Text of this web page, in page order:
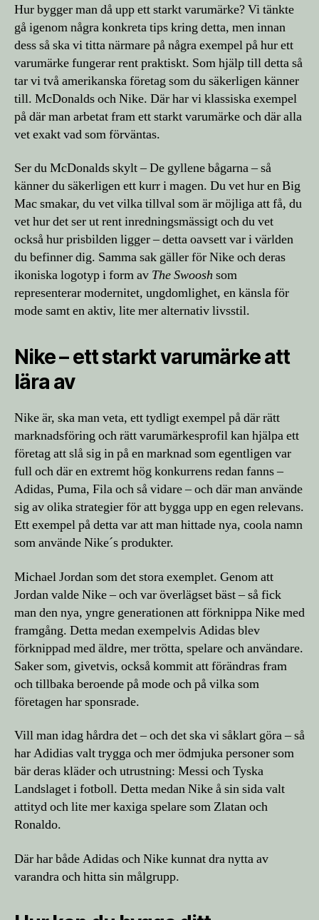
Hur bygger man då upp ett starkt varumärke? Vi tänkte
gå igenom några konkreta tips kring detta, men innan
dess så ska vi titta närmare på några exempel på hur ett
varumärke fungerar rent praktiskt. Som hjälp till detta så
tar vi två amerikanska företag som du säkerligen känner
till. McDonalds och Nike. Där har vi klassiska exempel
på där man arbetat fram ett starkt varumärke och där alla
vet exakt vad som förväntas.
Ser du McDonalds skylt – De gyllene bågarna – så
känner du säkerligen ett kurr i magen. Du vet hur en Big
Mac smakar, du vet vilka tillval som är möjliga att få, du
vet hur det ser ut rent inredningsmässigt och du vet
också hur prisbilden ligger – detta oavsett var i världen
du befinner dig. Samma sak gäller för Nike och deras
ikoniska logotyp i form av The Swoosh som
representerar modernitet, ungdomlighet, en känsla för
mode samt en aktiv, lite mer alternativ livsstil.
Nike – ett starkt varumärke att
lära av
Nike är, ska man veta, ett tydligt exempel på där rätt
marknadsföring och rätt varumärkesprofil kan hjälpa ett
företag att slå sig in på en marknad som egentligen var
full och där en extremt hög konkurrens redan fanns –
Adidas, Puma, Fila och så vidare – och där man använde
sig av olika strategier för att bygga upp en egen relevans.
Ett exempel på detta var att man hittade nya, coola namn
som använde Nike´s produkter.
Michael Jordan som det stora exemplet. Genom att
Jordan valde Nike – och var överlägset bäst – så fick
man den nya, yngre generationen att förknippa Nike med
framgång. Detta medan exempelvis Adidas blev
förknippad med äldre, mer trötta, spelare och användare.
Saker som, givetvis, också kommit att förändras fram
och tillbaka beroende på mode och på vilka som
företagen har sponsrade.
Vill man idag hårdra det – och det ska vi såklart göra – så
har Adidias valt trygga och mer ödmjuka personer som
bär deras kläder och utrustning: Messi och Tyska
Landslaget i fotboll. Detta medan Nike å sin sida valt
attityd och lite mer kaxiga spelare som Zlatan och
Ronaldo.
Där har både Adidas och Nike kunnat dra nytta av
varandra och hitta sin målgrupp.